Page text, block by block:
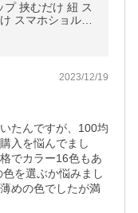
プ 挟むだけ 紐 ス
スマホショルダ
クストラップ シ
い
2023/12/19
たんですが、100均
入を悩んでまし
でカラー16色もあ
を選ぶか悩みまし
めの色でしたが満